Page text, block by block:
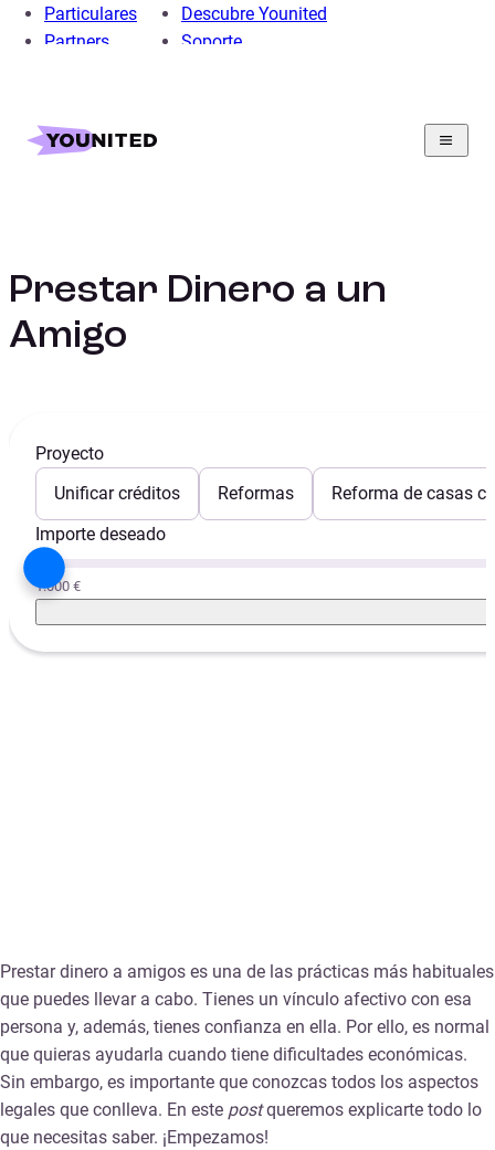
Particulares
Partners
Descubre Younited
Soporte
Home
Educacion Financiera: entender el presupuesto y el
Prestar Dinero a un
Amigo
Proyecto
Unificar créditos
Reformas
Reforma de casas
Importe deseado
1.000 €
Prestar dinero a amigos es una de las prácticas más habituales
que puedes llevar a cabo. Tienes un vínculo afectivo con esa
persona y, además, tienes confianza en ella. Por ello, es normal
que quieras ayudarla cuando tiene dificultades económicas.
Sin embargo, es importante que conozcas todos los aspectos
legales que conlleva. En este post queremos explicarte todo lo
que necesitas saber. ¡Empezamos!